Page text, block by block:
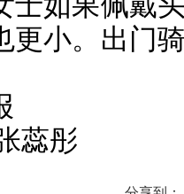
更小。出门
蕊彤